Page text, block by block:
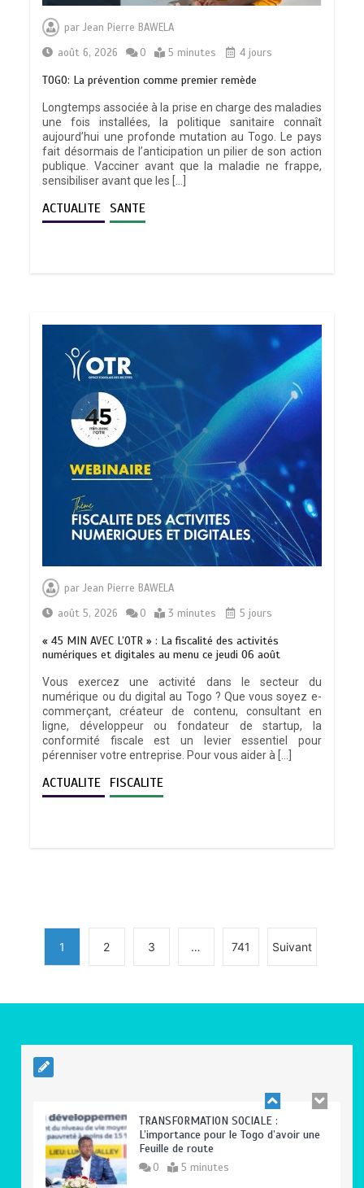
parJean Pierre BAWELA
août 6, 2026
0 5 minutes 4 jours
TOGO: La prévention comme premier remède
Longtemps associée à la prise en charge des maladies
une fois installées, la politique sanitaire connaît
aujourd’hui une profonde mutation au Togo. Le pays
fait désormais de l’anticipation un pilier de son action
publique. Vacciner avant que la maladie ne frappe,
sensibiliser avant que les […]
ACTUALITE SANTE
parJean Pierre BAWELA
août 5, 2026
0 3 minutes 5 jours
« 45 MIN AVEC L’OTR » : La fiscalité des activités
numériques et digitales au menu ce jeudi 06 août
Vous exercez une activité dans le secteur du
numérique ou du digital au Togo ? Que vous soyez e-
commerçant, créateur de contenu, consultant en
ligne, développeur ou fondateur de startup, la
conformité fiscale est un levier essentiel pour
pérenniser votre entreprise. Pour vous aider à […]
ACTUALITE FISCALITE
1 2 3 … 741 Suivant
TRANSFORMATION SOCIALE :
Feuille de route
5 minutes
TOGO : Sauver la mère devient un
indicateur de civilisation
4 minutes
TRANSFORMATION SOCIALE :
L’importance pour le Togo d’avoir une
Feuille de route
0 5 minutes